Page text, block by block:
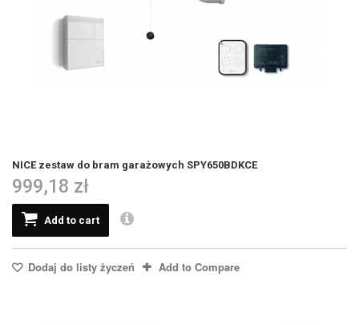
NICE zestaw do bram garażowych SPY650BDKCE
999,18 zł
Add to cart
Dodaj do listy życzeń Add to Compare